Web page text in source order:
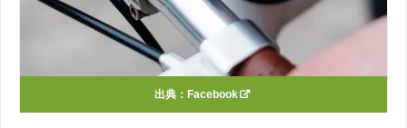
出典： Facebook